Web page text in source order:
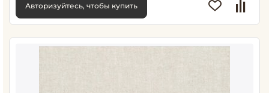
Авторизуйтесь, чтобы купить